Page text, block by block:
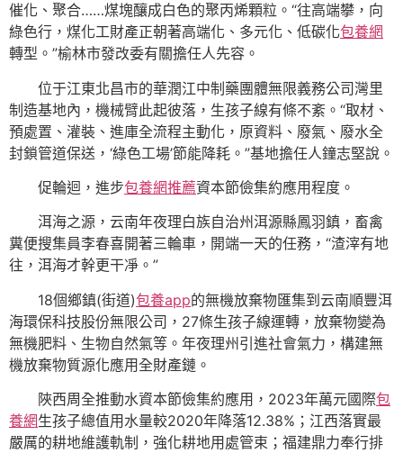
催化、聚合……煤塊釀成白色的聚丙烯顆粒。“往高端攀，向
綠色行，煤化工財產正朝著高端化、多元化、低碳化包養網
轉型。”榆林市發改委有關擔任人先容。
位于江東北昌市的華潤江中制藥團體無限義務公司灣里
制造基地內，機械臂此起彼落，生孩子線有條不紊。“取材、
預處置、灌裝、進庫全流程主動化，原資料、廢氣、廢水全
封鎖管道保送，‘綠色工場’節能降耗。”基地擔任人鐘志堅說。
促輪迴，進步包養網推薦資本節儉集約應用程度。
洱海之源，云南年夜理白族自治州洱源縣鳳羽鎮，畜禽
糞便搜集員李春喜開著三輪車，開端一天的任務，“渣滓有地
往，洱海才幹更干凈。”
18個鄉鎮(街道)包養app的無機放棄物匯集到云南順豐洱
海環保科技股份無限公司，27條生孩子線運轉，放棄物變為
無機肥料、生物自然氣等。年夜理州引進社會氣力，構建無
機放棄物質源化應用全財產鏈。
陜西周全推動水資本節儉集約應用，2023年萬元國際包
養網生孩子總值用水量較2020年降落12.38%；江西落實最
嚴厲的耕地維護軌制，強化耕地用處管束；福建鼎力奉行排